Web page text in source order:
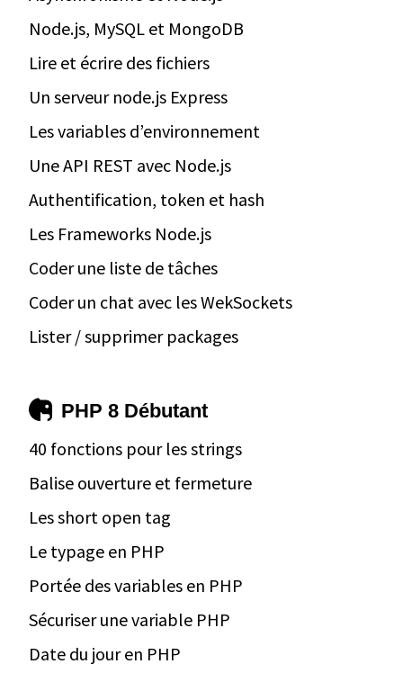
Node.js, MySQL et MongoDB
Lire et écrire des fichiers
Un serveur node.js Express
Les variables d’environnement
Une API REST avec Node.js
Authentification, token et hash
Les Frameworks Node.js
Coder une liste de tâches
Coder un chat avec les WekSockets
Lister / supprimer packages
PHP 8 Débutant
40 fonctions pour les strings
Balise ouverture et fermeture
Les short open tag
Le typage en PHP
Portée des variables en PHP
Sécuriser une variable PHP
Date du jour en PHP